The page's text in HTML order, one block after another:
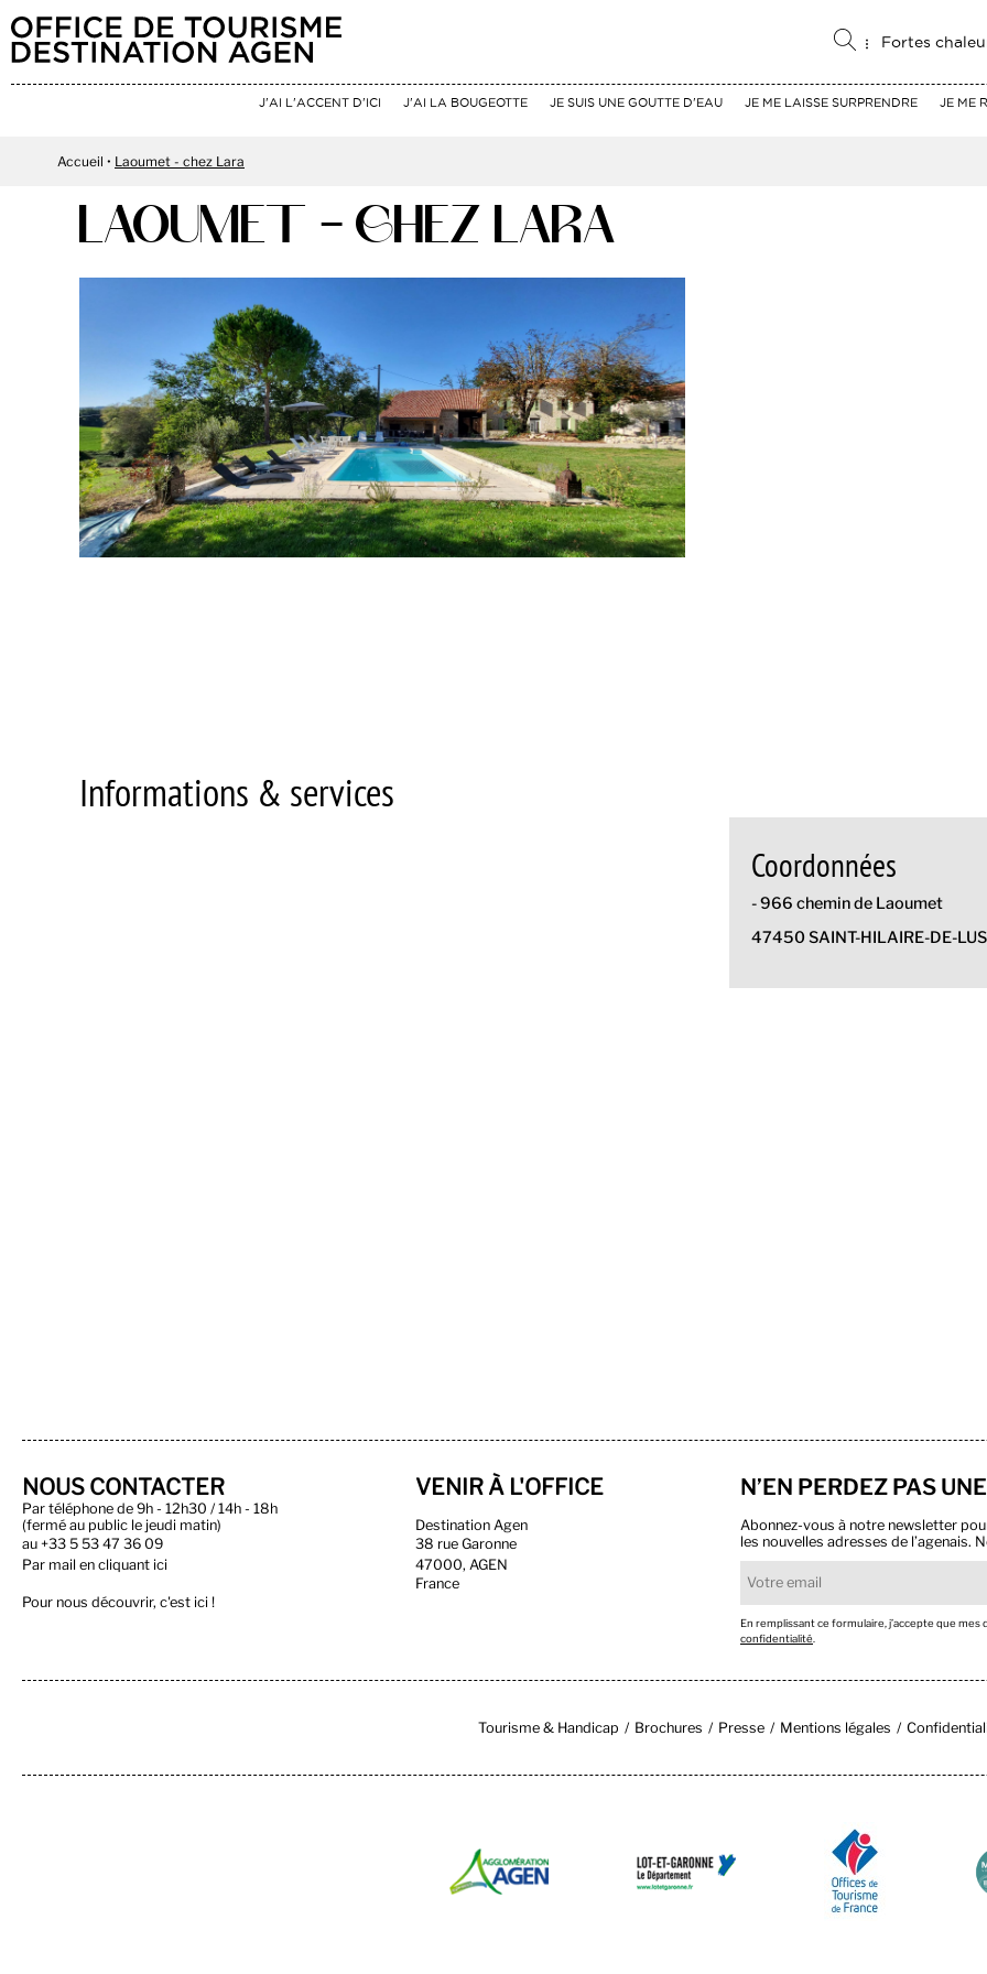
Fortes
J'AI L'ACCENT D'ICI J'AI LA BOUGEOTTE JE SUIS UNE GOUTTE D'EAU JE ME LAISSE SURPRENDRE JE ME
Accueil Laoumet - chez Lara
LAOUMET - CHEZ LARA
Informations & services
Coordonnées
- 966 chemin de Laoumet
47450 SAINT-HILAIRE-DE-
NOUS CONTACTER
Par téléphone de 9h - 12h30 / 14h - 18h
(fermé au public le jeudi matin)
au +33 5 53 47 36 09
Par mail en cliquant ici
Pour nous découvrir, c'est ici !
VENIR À L'OFFICE
Destination Agen
38 rue Garonne
47000, AGEN
France
N’EN PERDEZ PAS
Abonnez-vous à notre newsletter
les nouvelles adresses de l’agenais.
En remplissant ce formulaire, j’accepte que
confidentialité
Tourisme & Handicap Brochures Presse Mentions légales